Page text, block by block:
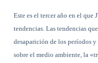
Este es el tercer año en el
tendencias. Las tendencias
desaparición de los períodos
sobre el medio ambiente, la